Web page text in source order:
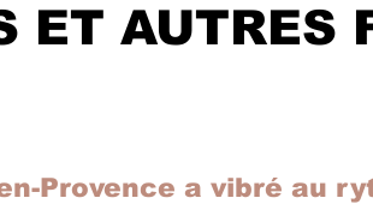
ET AUTRES
Provence a vibré au